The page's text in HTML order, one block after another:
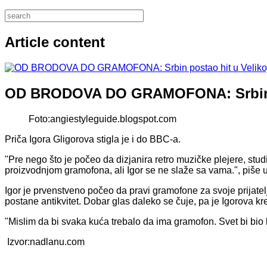
Article content
OD BRODOVA DO GRAMOFONA:
Foto:angiestyleguide.blogspot.com
Priča Igora Gligorova stigla je i do BBC-a.
"Pre nego što je počeo da dizjanira retro muzičke plejere,
proizvodnjom gramofona, ali Igor se ne slaže sa vama.",
Igor je prvenstveno počeo da pravi gramofone za svoje
postane antikvitet. Dobar glas daleko se čuje, pa je Igorova
"Mislim da bi svaka kuća trebalo da ima gramofon. Svet bi
Izvor:nadlanu.com